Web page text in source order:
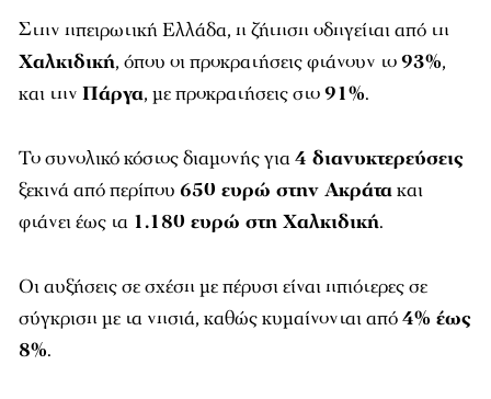
Στην ηπειρωτική Ελλάδα, η ζήτηση οδηγείται από τη
Χαλκιδική, όπου οι προκρατήσεις φτάνουν το93%,
και την Πάργα, με προκρατήσεις στο91%.
Το συνολικό κόστος διαμονής για4 διανυκτερεύσεις
ξεκινά από περίπου 650 ευρώ στην Ακράτακαι
φτάνει έως τα 1.180 ευρώ στη Χαλκιδική.
Οι αυξήσεις σε σχέση με πέρυσι είναι ηπιότερες σε
σύγκριση με τα νησιά, καθώς κυμαίνονται από4% έως
8%.